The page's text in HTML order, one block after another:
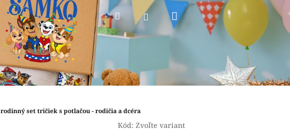
HľadaťPrihlásenieNákupný
rodinný set tričiek s potlačou - rodičia a dcéra
Kód: Zvoľte variant